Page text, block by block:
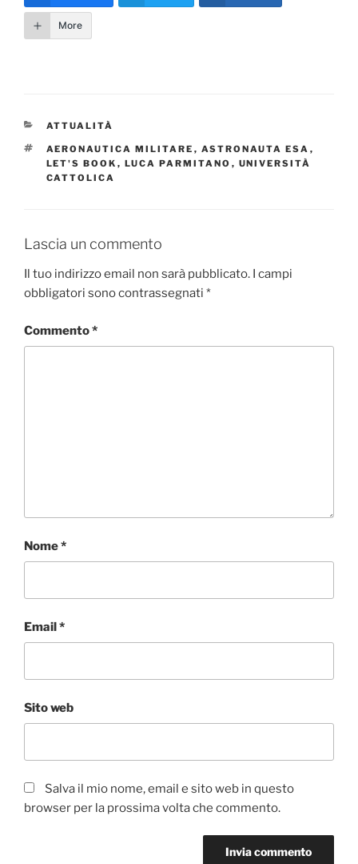
More
CATEGORIE
ATTUALITÀ
TAG
AERONAUTICA MILITARE , ASTRONAUTA ESA ,
LET'S BOOK , LUCA PARMITANO , UNIVERSITÀ
CATTOLICA
Lascia un commento
Il tuo indirizzo email non sarà pubblicato. I campi
obbligatori sono contrassegnati *
Commento*
Nome*
Email*
Sito web
Salva il mio nome, email e sito web in questo
browser per la prossima volta che commento.